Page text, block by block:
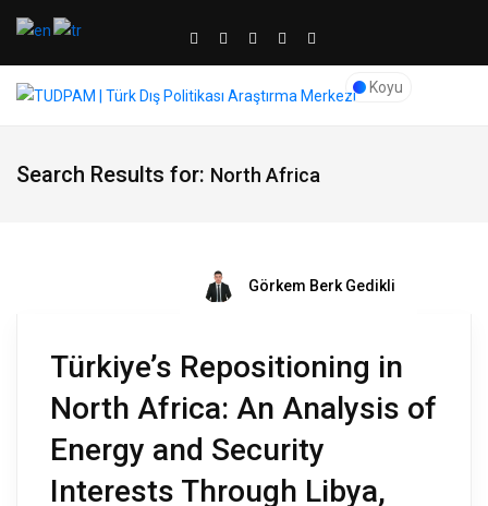
Koyu
Search Results for: North Africa
Görkem Berk Gedikli
Türkiye’s Repositioning in
North Africa: An Analysis of
Energy and Security
Interests Through Libya,